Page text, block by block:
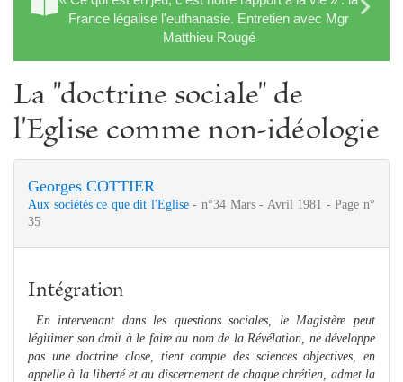
France légalise l'euthanasie. Entretien avec Mgr
Matthieu Rougé
La "doctrine sociale" de
l'Eglise comme non-idéologie
Georges COTTIER
Aux sociétés ce que dit l'Eglise- n°34 Mars - Avril 1981 - Page n°
35
Intégration
En intervenant dans les questions sociales, le Magistère peut
légitimer son droit à le faire au nom de la Révélation, ne développe
pas une doctrine close, tient compte des sciences objectives, en
appelle à la liberté et au discernement de chaque chrétien, admet la